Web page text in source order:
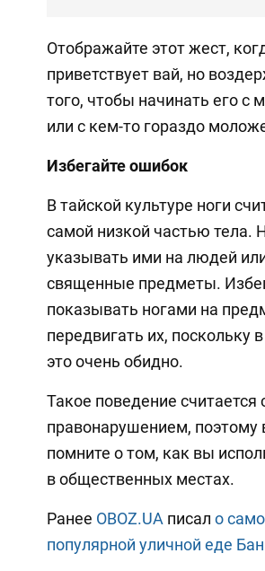
Отображайте этот жест,
приветствует вай, но
того, чтобы начинать его с
или с кем-то гораздо
Избегайте ошибок
В тайской культуре ноги
самой низкой частью тела.
указывать ими на людей
священные предметы.
показывать ногами на
передвигать их, поскольку
это очень обидно.
Такое поведение
правонарушением, поэтому
помните о том, как вы
в общественных местах.
Ранее OBOZ.UA писал о
популярной уличной еде